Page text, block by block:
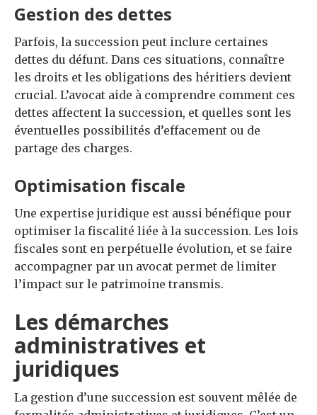
Gestion des dettes
Parfois, la succession peut inclure certaines
dettes du défunt. Dans ces situations, connaître
les droits et les obligations des héritiers devient
crucial. L’avocat aide à comprendre comment ces
dettes affectent la succession, et quelles sont les
éventuelles possibilités d’effacement ou de
partage des charges.
Optimisation fiscale
Une expertise juridique est aussi bénéfique pour
optimiser la fiscalité liée à la succession. Les lois
fiscales sont en perpétuelle évolution, et se faire
accompagner par un avocat permet de limiter
l’impact sur le patrimoine transmis.
Les démarches
administratives et
juridiques
La gestion d’une succession est souvent mêlée de